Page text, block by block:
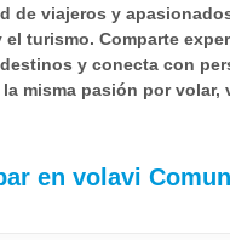
de viajeros y
el turismo. Comparte
y conecta con
misma pasión por volar,
en volavi